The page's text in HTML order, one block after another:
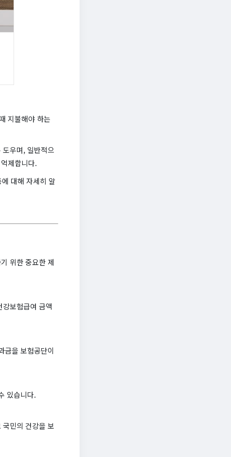
지불해야 하는
우며, 일반적으
제합니다.
에 대해 자세히 알
위한 중요한 제
보험급여 금액
금을 보험공단이
있습니다.
민의 건강을 보